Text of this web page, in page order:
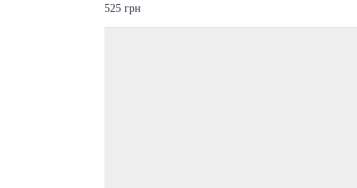
525 грн